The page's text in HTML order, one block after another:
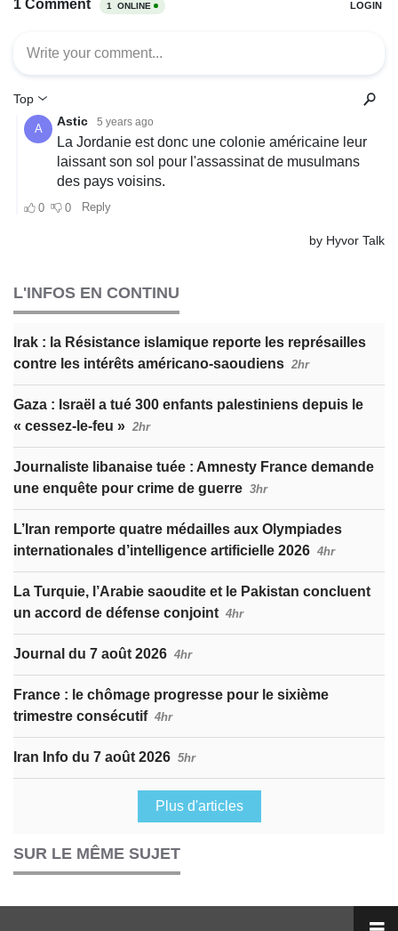
L'INFOS EN CONTINU
Irak : la Résistance islamique reporte les représailles
contre les intérêts américano-saoudiens 2hr
Gaza : Israël a tué 300 enfants palestiniens depuis le
« cessez-le-feu » 2hr
Journaliste libanaise tuée : Amnesty France demande
une enquête pour crime de guerre 3hr
L’Iran remporte quatre médailles aux Olympiades
internationales d’intelligence artificielle 2026 4hr
La Turquie, l’Arabie saoudite et le Pakistan concluent
un accord de défense conjoint 4hr
Journal du 7 août 2026 4hr
France : le chômage progresse pour le sixième
trimestre consécutif 4hr
Iran Info du 7 août 2026 5hr
Plus d'articles
SUR LE MÊME SUJET